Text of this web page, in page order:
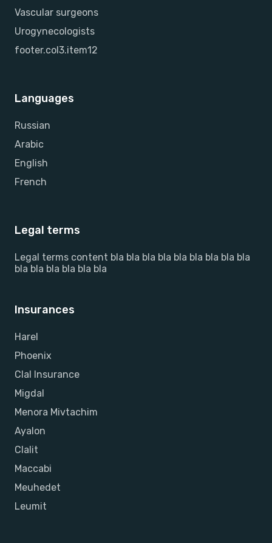
Vascular surgeons
Urogynecologists
footer.col3.item12
Languages
Russian
Arabic
English
French
Legal terms
Legal terms content bla bla bla bla bla bla bla bla bla
bla bla bla bla bla bla
Insurances
Harel
Phoenix
Clal Insurance
Migdal
Menora Mivtachim
Ayalon
Clalit
Maccabi
Meuhedet
Leumit